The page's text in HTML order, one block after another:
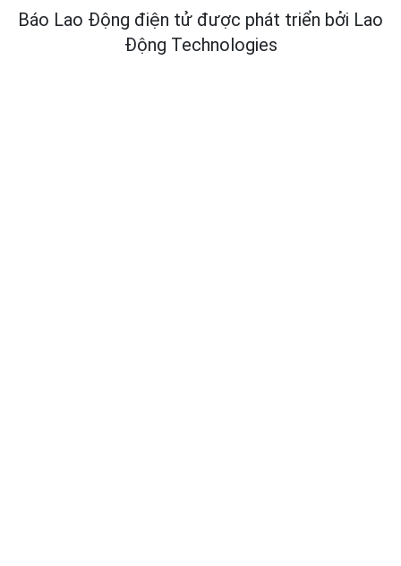
Báo Lao Động điện tử được phát triển bởi Lao
Động Technologies